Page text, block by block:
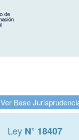
Ver Base
Ley N° 18407